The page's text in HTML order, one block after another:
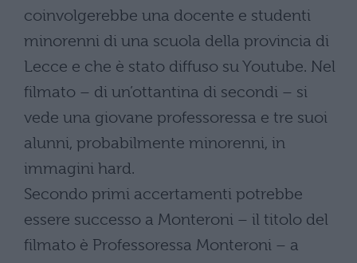
coinvolgerebbe una docente e studenti
minorenni di una scuola della provincia di
Lecce e che è stato diffuso su Youtube. Nel
filmato – di un’ottantina di secondi – si
vede una giovane professoressa e tre suoi
alunni, probabilmente minorenni, in
immagini hard.
Secondo primi accertamenti potrebbe
essere successo a Monteroni – il titolo del
filmato è Professoressa Monteroni – a